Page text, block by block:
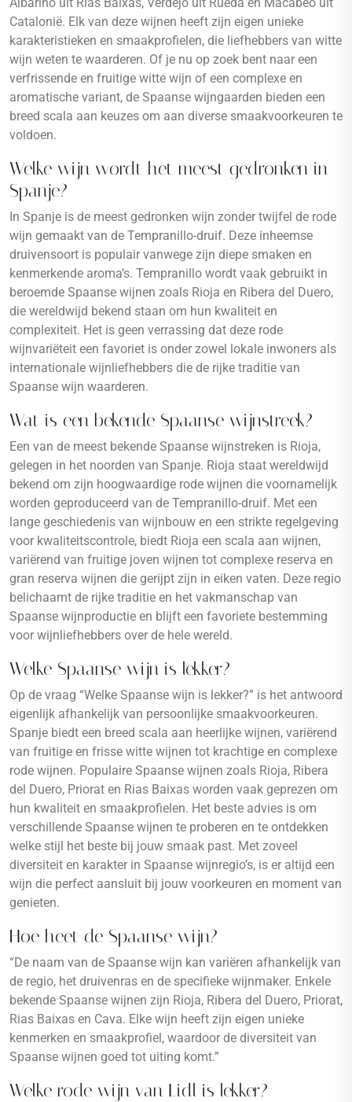
Catalonië. Elk van deze wijnen heeft zijn eigen unieke
karakteristieken en smaakprofielen, die liefhebbers van witte
wijn weten te waarderen. Of je nu op zoek bent naar een
verfrissende en fruitige witte wijn of een complexe en
aromatische variant, de Spaanse wijngaarden bieden een
breed scala aan keuzes om aan diverse smaakvoorkeuren te
voldoen.
Welke wijn wordt het meest gedronken in
Spanje?
In Spanje is de meest gedronken wijn zonder twijfel de rode
wijn gemaakt van de Tempranillo-druif. Deze inheemse
druivensoort is populair vanwege zijn diepe smaken en
kenmerkende aroma’s. Tempranillo wordt vaak gebruikt in
beroemde Spaanse wijnen zoals Rioja en Ribera del Duero,
die wereldwijd bekend staan om hun kwaliteit en
complexiteit. Het is geen verrassing dat deze rode
wijnvariëteit een favoriet is onder zowel lokale inwoners als
internationale wijnliefhebbers die de rijke traditie van
Spaanse wijn waarderen.
Wat is een bekende Spaanse wijnstreek?
Een van de meest bekende Spaanse wijnstreken is Rioja,
gelegen in het noorden van Spanje. Rioja staat wereldwijd
bekend om zijn hoogwaardige rode wijnen die voornamelijk
worden geproduceerd van de Tempranillo-druif. Met een
lange geschiedenis van wijnbouw en een strikte regelgeving
voor kwaliteitscontrole, biedt Rioja een scala aan wijnen,
variërend van fruitige joven wijnen tot complexe reserva en
gran reserva wijnen die gerijpt zijn in eiken vaten. Deze regio
belichaamt de rijke traditie en het vakmanschap van
Spaanse wijnproductie en blijft een favoriete bestemming
voor wijnliefhebbers over de hele wereld.
Welke Spaanse wijn is lekker?
Op de vraag “Welke Spaanse wijn is lekker?” is het antwoord
eigenlijk afhankelijk van persoonlijke smaakvoorkeuren.
Spanje biedt een breed scala aan heerlijke wijnen, variërend
van fruitige en frisse witte wijnen tot krachtige en complexe
rode wijnen. Populaire Spaanse wijnen zoals Rioja, Ribera
del Duero, Priorat en Rias Baixas worden vaak geprezen om
hun kwaliteit en smaakprofielen. Het beste advies is om
verschillende Spaanse wijnen te proberen en te ontdekken
welke stijl het beste bij jouw smaak past. Met zoveel
diversiteit en karakter in Spaanse wijnregio’s, is er altijd een
wijn die perfect aansluit bij jouw voorkeuren en moment van
genieten.
Hoe heet de Spaanse wijn?
“De naam van de Spaanse wijn kan variëren afhankelijk van
de regio, het druivenras en de specifieke wijnmaker. Enkele
bekende Spaanse wijnen zijn Rioja, Ribera del Duero, Priorat,
Rias Baixas en Cava. Elke wijn heeft zijn eigen unieke
kenmerken en smaakprofiel, waardoor de diversiteit van
Spaanse wijnen goed tot uiting komt.”
Welke rode wijn van Lidl is lekker?